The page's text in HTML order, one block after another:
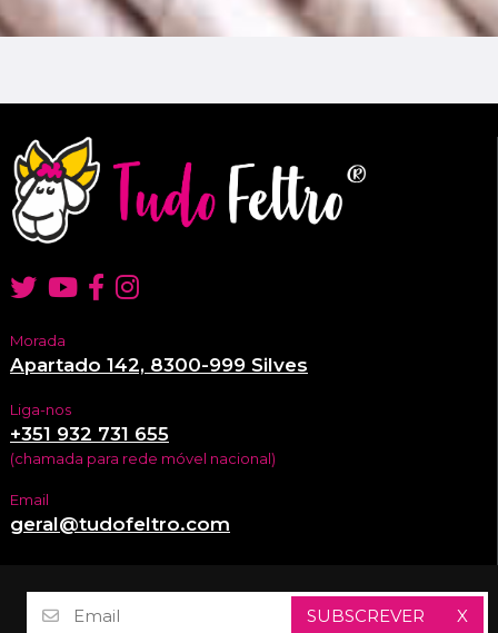
Morada
Apartado 142, 8300-999 Silves
Liga-nos
+351 932 731 655
(chamada para rede móvel nacional)
Email
geral@tudofeltro.com
SUBSCREVER X